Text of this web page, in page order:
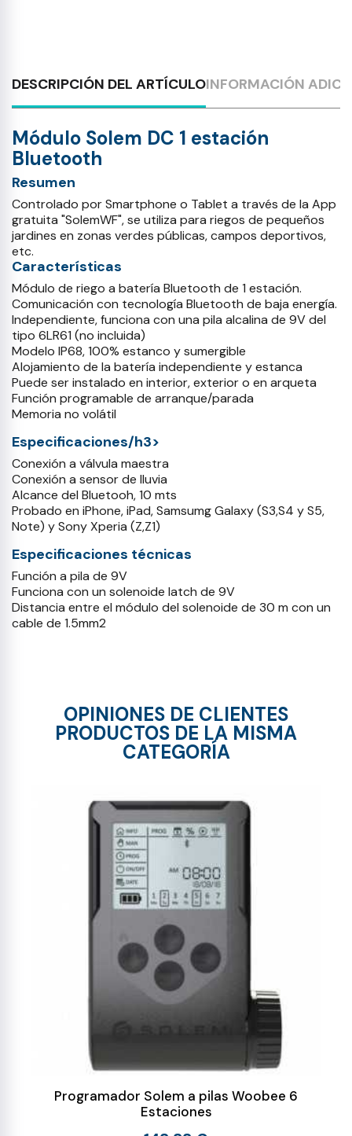
DESCRIPCIÓN DEL ARTÍCULOINFORMACIÓN
Módulo Solem DC 1 estación
Bluetooth
Resumen
Controlado por Smartphone o Tablet a través de la App
gratuita "SolemWF", se utiliza para riegos de pequeños
jardines en zonas verdes públicas, campos deportivos,
etc.
Características
Módulo de riego a batería Bluetooth de 1 estación.
Comunicación con tecnología Bluetooth de baja energía.
Independiente, funciona con una pila alcalina de 9V del
tipo 6LR61 (no incluida)
Modelo IP68, 100% estanco y sumergible
Alojamiento de la batería independiente y estanca
Puede ser instalado en interior, exterior o en arqueta
Función programable de arranque/parada
Memoria no volátil
Especificaciones/h3>
Conexión a válvula maestra
Conexión a sensor de lluvia
Alcance del Bluetooh, 10 mts
Probado en iPhone, iPad, Samsumg Galaxy (S3,S4 y S5,
Note) y Sony Xperia (Z,Z1)
Especificaciones técnicas
Función a pila de 9V
Funciona con un solenoide latch de 9V
Distancia entre el módulo del solenoide de 30 m con un
cable de 1.5mm2
OPINIONES DE CLIENTES
PRODUCTOS DE LA MISMA
CATEGORÍA
Programador Solem a pilas Woobee 6
Estaciones